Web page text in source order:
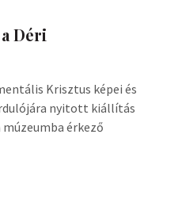
Déri
Krisztus képei és
nyitott kiállítás
érkező